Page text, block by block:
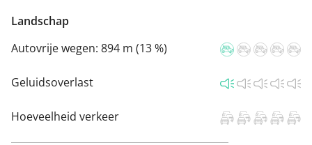
Landschap
Autovrije wegen: 894 m (13 %)
Geluidsoverlast
Hoeveelheid verkeer